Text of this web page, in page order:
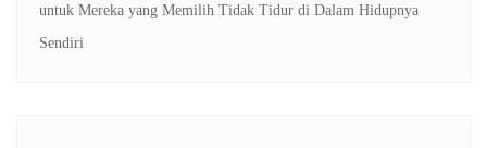
untuk Mereka yang Memilih Tidak Tidur di Dalam Hidupnya
Sendiri